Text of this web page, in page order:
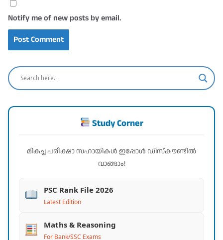
Notify me of new posts by email.
Study Corner
മികച്ച പരീക്ഷാ സഹായികൾ ഇപ്പോൾ ഡിസ്കൗണ്ടിൽ
വാങ്ങാം!
PSC Rank File 2026
Latest Edition
Maths & Reasoning
For Bank/SSC Exams